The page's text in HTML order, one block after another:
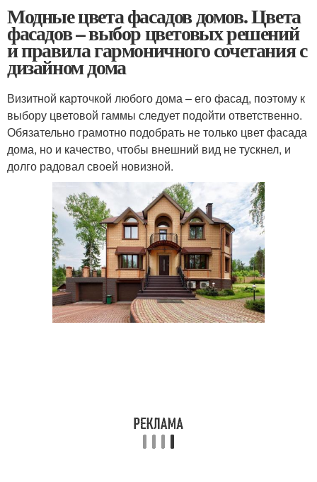
Модные цвета фасадов домов. Цвета
фасадов – выбор цветовых решений
и правила гармоничного сочетания с
дизайном дома
Визитной карточкой любого дома – его фасад, поэтому к
выбору цветовой гаммы следует подойти ответственно.
Обязательно грамотно подобрать не только цвет фасада
дома, но и качество, чтобы внешний вид не тускнел, и
долго радовал своей новизной.